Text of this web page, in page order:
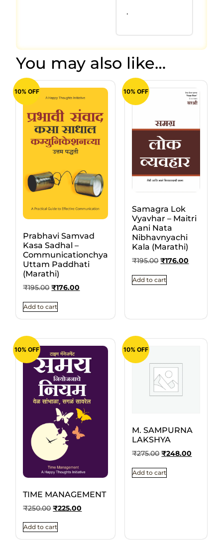
.
You may also like…
10% OFF
Prabhavi Samvad
Kasa Sadhal –
Communicationchya
Uttam Paddhati
(Marathi)
₹195.00 ₹176.00
Add to cart
10% OFF
Samagra Lok
Vyavhar – Maitri
Aani Nata
Nibhavnyachi
Kala (Marathi)
₹195.00 ₹176.00
Add to cart
10% OFF
TIME MANAGEMENT
₹250.00 ₹225.00
Add to cart
10% OFF
M. SAMPURNA
LAKSHYA
₹275.00 ₹248.00
Add to cart